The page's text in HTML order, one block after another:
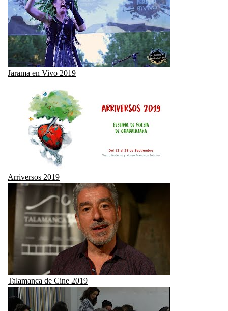
Jarama en Vivo 2019
Arriversos 2019
Talamanca de Cine 2019